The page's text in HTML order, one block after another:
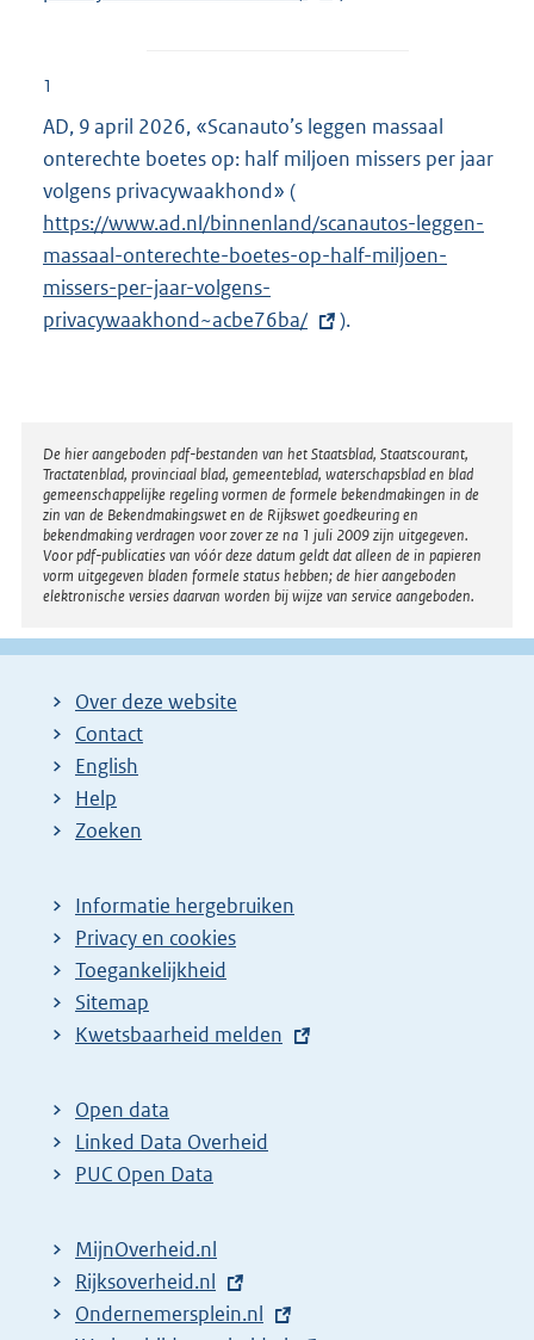
i
n
:
1
AD, 9 april 2026, «Scanauto’s leggen massaal
onterechte boetes op: half miljoen missers per jaar
volgens privacywaakhond» (
x
t
r
i
n
k
:
https://www.ad.nl/binnenland/scanautos-leggen-
massaal-onterechte-boetes-op-half-miljoen-
missers-per-jaar-volgens-
privacywaakhond~acbe76ba/
).
Disclaimer
De hier aangeboden pdf-bestanden van het Staatsblad, Staatscourant,
Tractatenblad, provinciaal blad, gemeenteblad, waterschapsblad en blad
gemeenschappelijke regeling vormen de formele bekendmakingen in de
zin van de Bekendmakingswet en de Rijkswet goedkeuring en
bekendmaking verdragen voor zover ze na 1 juli 2009 zijn uitgegeven.
Voor pdf-publicaties van vóór deze datum geldt dat alleen de in papieren
vorm uitgegeven bladen formele status hebben; de hier aangeboden
elektronische versies daarvan worden bij wijze van service aangeboden.
Over deze website
Contact
English
Help
Zoeken
Informatie hergebruiken
Privacy en cookies
Toegankelijkheid
Sitemap
E
t
e
r
l
i
n
Kwetsbaarheid melden
Open data
Linked Data Overheid
PUC Open Data
MijnOverheid.nl
E
x
Rijksoverheid.nl
E
Ondernemersplein.nl